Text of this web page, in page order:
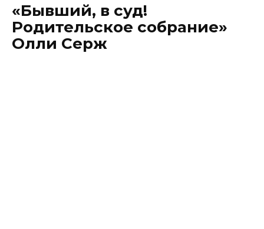
«Бывший, в суд!
Родительское собрание»
Олли Серж